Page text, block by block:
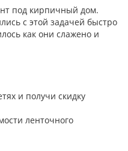
под кирпичный дом.
с этой задачей быстро
как они слажено и
и получи скидку
ленточного